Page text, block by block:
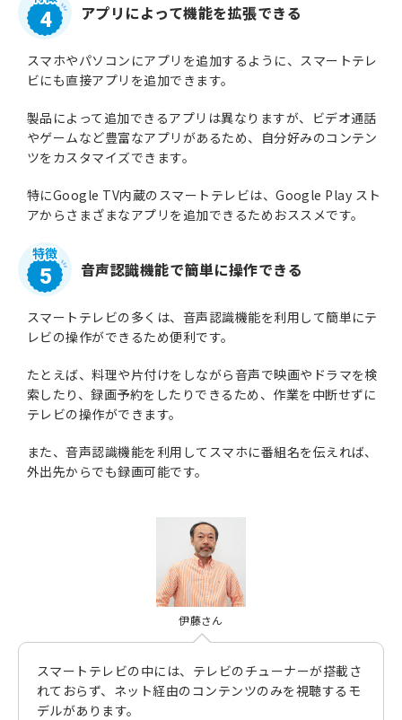
4 アプリによって機能を拡張できる
スマホやパソコンにアプリを追加するように、スマートテレ
ビにも直接アプリを追加できます。
製品によって追加できるアプリは異なりますが、ビデオ通話
やゲームなど豊富なアプリがあるため、自分好みのコンテン
ツをカスタマイズできます。
特にGoogle TV内蔵のスマートテレビは、Google Play スト
アからさまざまなアプリを追加できるためおススメです。
5 音声認識機能で簡単に操作できる
スマートテレビの多くは、音声認識機能を利用して簡単にテ
レビの操作ができるため便利です。
たとえば、料理や片付けをしながら音声で映画やドラマを検
索したり、録画予約をしたりできるため、作業を中断せずに
テレビの操作ができます。
また、音声認識機能を利用してスマホに番組名を伝えれば、
外出先からでも録画可能です。
伊藤さん
スマートテレビの中には、テレビのチューナーが搭載さ
れておらず、ネット経由のコンテンツのみを視聴するモ
デルがあります。